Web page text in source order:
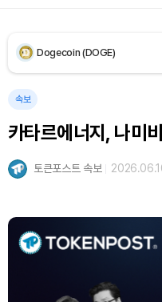
Dogecoin (DOGE)
속보
카타르에너지, 나미
토큰포스트 속보